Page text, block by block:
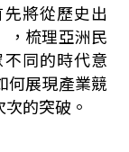
將從歷史出
，梳理亞洲民
同的時代意
何展現產業競
的突破。